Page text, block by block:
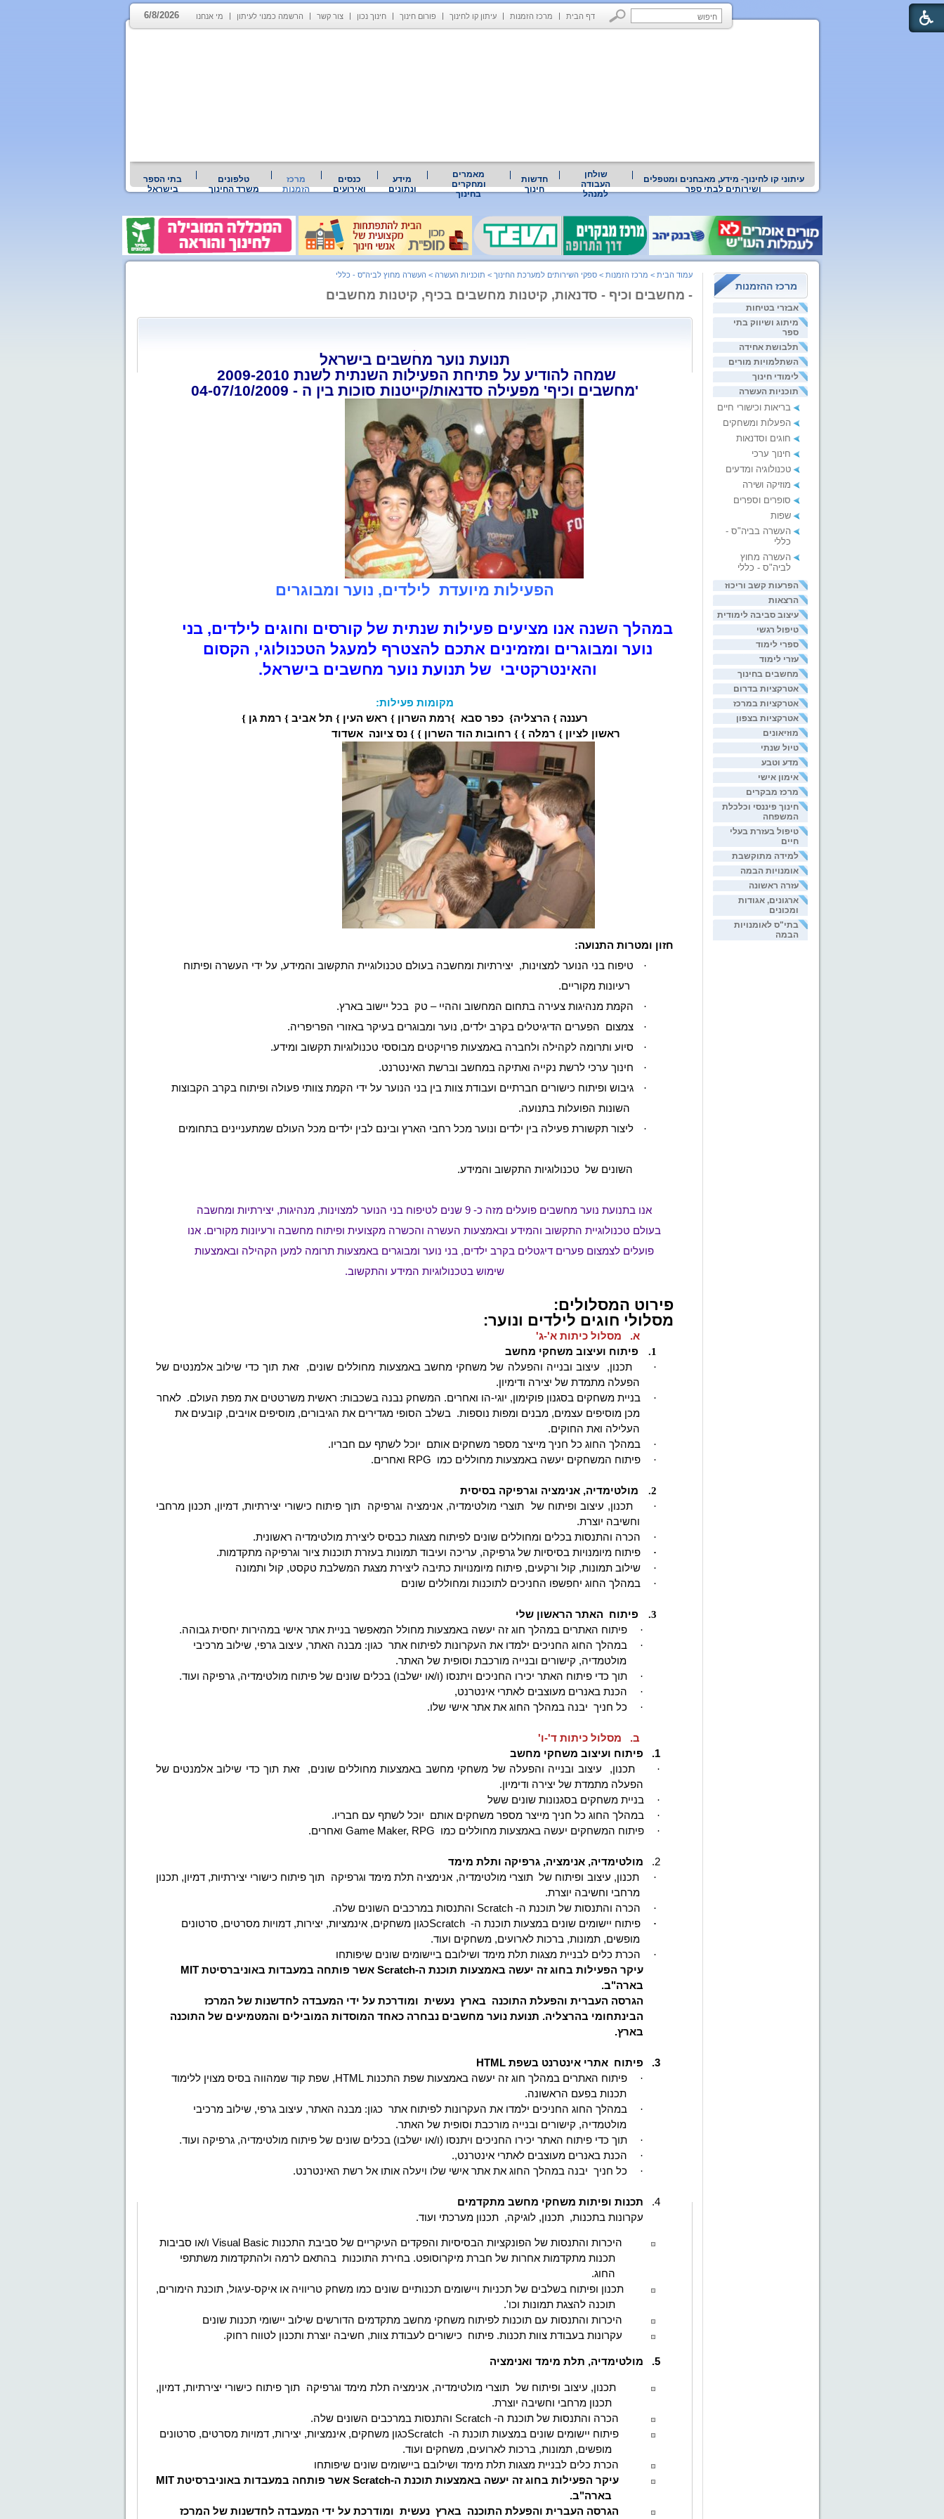
דף הבית מרכז הזמנות עיתון קו לחינוך פורום חינוך חינוך נכון צור קשר הרשמה כמנוי לעיתון מי אנחנו 6/8/2026
עיתוני קו לחינוך- מידע, מאבחנים ומטפלים
ושירותים לבתי ספר
שולחן
העבודה
למנהל
חדשות
חינוך
מאמרים
ומחקרים
בחינוך
מידע
ונתונים
כנסים
ואירועים
מרכז
הזמנות
טלפונים
משרד החינוך
בתי הספר
בישראל
מרכז ההזמנות
אבזרי בטיחות
מיתוג ושיווק בתי
ספר
תלבושת אחידה
השתלמויות מורים
לימודי חינוך
תוכניות העשרה
בריאות וכישורי חיים
הפעלות ומשחקים
חוגים וסדנאות
חינוך ערכי
טכנולוגיה ומדעים
מוזיקה ושירה
סופרים וספרים
שפות
העשרה בביה"ס -
כללי
העשרה מחוץ
לביה"ס - כללי
הפרעות קשב וריכוז
הרצאות
עיצוב סביבה לימודית
טיפול רגשי
ספרי לימוד
עזרי לימוד
מחשבים בחינוך
אטרקציות בדרום
אטרקציות במרכז
אטרקציות בצפון
מוזיאונים
טיול שנתי
מדע וטבע
אימון אישי
מרכז מבקרים
חינוך פיננסי וכלכלת
המשפחה
טיפול בעזרת בעלי
חיים
למידה מתוקשבת
אומנויות הבמה
עזרה ראשונה
ארגונים, אגודות
ומכונים
בתי"ס לאומנויות
הבמה
עמוד הבית > מרכז הזמנות > ספקי השירותים למערכת החינוך > תוכניות העשרה > העשרה מחוץ לביה"ס - כללי
- מחשבים וכיף - סדנאות, קיטנות מחשבים בכיף, קיטנות מחשבים
תנועת נוער מחשבים בישראל
שמחה להודיע על פתיחת הפעילות השנתית לשנת 2009-2010
'מחשבים וכיף' מפעילה סדנאות/קייטנות סוכות בין ה - 04-07/10/2009
הפעילות מיועדת לילדים, נוער ומבוגרים
במהלך השנה אנו מציעים פעילות שנתית של קורסים וחוגים לילדים, בני
נוער ומבוגרים ומזמינים אתכם להצטרף למעגל הטכנולוגי, הקסום
והאינטרקטיבי של תנועת נוער מחשבים בישראל.
מקומות פעילות:
רעננה{ הרצליה{ כפר סבא {רמת השרון{ ראש העין{ תל אביב{ רמת גן{
ראשון לציון{ רמלה{
{ רחובות הוד השרון {
{ נס ציונה אשדוד
חזון ומטרות התנועה:
·
טיפוח בני הנוער למצוינות,
יצירתיות ומחשבה בעולם טכנולוגיית התקשוב והמידע, על ידי העשרה ופיתוח
רעיונות מקוריים.
·
הקמת מנהיגות צעירה בתחום המחשוב וההיי – טק בכל יישוב בארץ.
·
צמצום
הפערים הדיגיטלים בקרב ילדים, נוער ומבוגרים בעיקר באזורי הפריפריה.
·
סיוע ותרומה לקהילה ולחברה באמצעות פרויקטים מבוססי טכנולוגיות תקשוב ומידע.
·
חינוך ערכי לרשת נקייה ואתיקה במחשב וברשת האינטרנט.
·
גיבוש ופיתוח כישורים חברתיים ועבודת צוות בין בני הנוער על ידי הקמת צוותי פעולה ופיתוח בקרב הקבוצות
השונות הפועלות בתנועה.
·
ליצור תקשורת פעילה בין ילדים ונוער מכל רחבי הארץ ובינם לבין ילדים מכל העולם שמתעניינים בתחומים
השונים של טכנולוגיות התקשוב והמידע.
אנו בתנועת נוער מחשבים פועלים מזה כ- 9 שנים לטיפוח בני הנוער למצוינות, מנהיגות, יצירתיות ומחשבה
בעולם טכנולוגיית התקשוב והמידע ובאמצעות העשרה והכשרה מקצועית ופיתוח מחשבה ורעיונות מקורים. אנו
פועלים לצמצום פערים דיגטלים בקרב ילדים, בני נוער ומבוגרים באמצעות תרומה למען הקהילה ובאמצעות
שימוש בטכנולוגיות המידע והתקשוב.
פירוט המסלולים:
מסלולי חוגים לילדים ונוער:
א.
מסלול כיתות א'-ג'
1.
פיתוח ועיצוב משחקי מחשב
·
תכנון, עיצוב ובנייה והפעלה של משחקי מחשב באמצעות מחוללים שונים,
זאת תוך כדי שילוב אלמנטים של
הפעלה מתמדת של יצירה ודימיון.
·
בניית משחקים בסגנון פוקימון, יוגי-הו ואחרים. המשחק נבנה בשכבות: ראשית משרטטים את מפת העולם. לאחר
מכן מוסיפים עצמים, מבנים ומפות נוספות. בשלב הסופי מגדירים את הגיבורים, מוסיפים אויבים, קובעים את
העלילה ואת החוקים.
·
במהלך החוג כל חניך מייצר מספר משחקים אותם
יוכל לשתף עם חבריו.
·
פיתוח המשחקים יעשה באמצעות מחוללים כמו RPG ואחרים.
2.
מולטימדיה, אנימציה וגרפיקה בסיסית
·
תכנון, עיצוב ופיתוח של תוצרי מולטימדיה, אנימציה וגרפיקה
תוך פיתוח כישורי יצירתיות, דמיון, תכנון מרחבי
וחשיבה יוצרת.
·
הכרה והתנסות בכלים ומחוללים שונים לפיתוח מצגות כבסיס ליצירת מולטימדיה ראשונית.
·
פיתוח מיומנויות בסיסיות של גרפיקה, עריכה ועיבוד תמונות בעזרת תוכנות ציור וגרפיקה מתקדמות.
·
שילוב תמונות, קול ורקעים, פיתוח מיומנויות כתיבה ליצירת מצגת המשלבת טקסט, קול ותמונה
·
במהלך החוג יחפשפו החניכים לתוכנות ומחוללים שונים
3. פיתוח
האתר הראשון שלי
·
פיתוח האתרים במהלך חוג זה יעשה באמצעות מחולל המאפשר בניית אתר אישי במהירות יחסית גבוהה.
·
במהלך החוג החניכים ילמדו את העקרונות לפיתוח אתר כגון: מבנה האתר, עיצוב גרפי, שילוב מרכיבי
מולטמדיה, קישורים ובנייה מורכבת וסופית של האתר.
·
תוך כדי פיתוח האתר יכירו החניכים ויתנסו (ו/או ישלבו) בכלים שונים של פיתוח מולטימדיה, גרפיקה ועוד.
·
הכנת באנרים מעוצבים לאתרי אינטרנט,
·
כל חניך יבנה במהלך החוג את אתר אישי שלו.
ב.
מסלול כיתות ד'-ו'
1.
פיתוח ועיצוב משחקי מחשב
·
תכנון, עיצוב ובנייה והפעלה של משחקי מחשב באמצעות מחוללים שונים,
זאת תוך כדי שילוב אלמנטים של
הפעלה מתמדת של יצירה ודימיון.
·
בניית משחקים בסגנונות שונים ששל
·
במהלך החוג כל חניך מייצר מספר משחקים אותם
יוכל לשתף עם חבריו.
·
פיתוח המשחקים יעשה באמצעות מחוללים כמו Game Maker, RPG ואחרים.
2.
מולטימדיה, אנימציה, גרפיקה ותלת מימד
·
תכנון, עיצוב ופיתוח של תוצרי מולטימדיה, אנימציה תלת מימד וגרפיקה
תוך פיתוח כישורי יצירתיות, דמיון, תכנון
מרחבי וחשיבה יוצרת.
·
הכרה והתנסות של תוכנת ה- Scratch והתנסות במרכבים השונים שלה.
·
פיתוח יישומים שונים במצעות תוכנת ה- Scratchכגון משחקים, אינמציות, יצירות, דמויות מסרטים, סרטונים
מופשים, תמונות, ברכות לארועים, משחקים ועוד.
·
הכרת כלים לבניית מצגות תלת מימד ושילובם ביישומים שונים שיפותחו
עיקר הפעילות בחוג זה יעשה באמצעות תוכנת ה-Scratch אשר פותחה במעבדות באוניברסיטתMIT
בארה"ב.
הגרסה העברית והפעלת התוכנה
בארץ נעשית ומודרכת על ידי המעבדה לחדשנות של המרכז
הבינתחומי בהרצליה. תנועת נוער מחשבים נבחרה כאחד המוסדות המובילים והמטמיעים של התוכנה
בארץ.
3. פיתוח אתרי אינטרנט בשפתHTML
·
פיתוח האתרים במהלך חוג זה יעשה באמצעות שפת התכנותHTML, שפת קוד שמהווה בסיס מצוין ללימוד
תכנות בפעם הראשונה.
·
במהלך החוג החניכים ילמדו את העקרונות לפיתוח אתר כגון: מבנה האתר, עיצוב גרפי, שילוב מרכיבי
מולטמדיה, קישורים ובנייה מורכבת וסופית של האתר.
·
תוך כדי פיתוח האתר יכירו החניכים ויתנסו (ו/או ישלבו) בכלים שונים של פיתוח מולטימדיה, גרפיקה ועוד.
·
הכנת באנרים מעוצבים לאתרי אינטרנט,.
·
כל חניך יבנה במהלך החוג את אתר אישי שלו ויעלה אותו אל רשת האינטרנט.
4.
תכנות ופיתות משחקי מחשב מתקדמים
עקרונות בתכנות, תכנון, לוגיקה, תכנון מערכתי ועוד.
היכרות והתנסות של הפונקציות הבסיסיות והפקדים העיקריים של סביבת התכנות Visual Basic ו/או סביבות
תכנות מתקדמות אחרות של חברת מיקרוסופט. בחירת התוכנות בהתאם לרמה ולהתקדמות משתתפי
החוג.
תכנון ופיתוח בשלבים של תכניות ויישומים תכנותיים שונים כמו משחק טריוויה או איקס-עיגול, תוכנת הימורים,
תוכנה להצגת תמונות וכו'.
היכרות והתנסות עם תוכנות לפיתוח משחקי מחשב מתקדמים הדורשים שילוב יישומי תכנות שונים
עקרונות בעבודת צוות תכנות. פיתוח
כישורים לעבודת צוות, חשיבה יוצרת ותכנון לטווח רחוק.
5. מולטימדיה, תלת מימד ואנימציה
תכנון, עיצוב ופיתוח של תוצרי מולטימדיה, אנימציה תלת מימד וגרפיקה
תוך פיתוח כישורי יצירתיות, דמיון,
תכנון מרחבי וחשיבה יוצרת.
הכרה והתנסות של תוכנת ה- Scratch והתנסות במרכבים השונים שלה.
פיתוח יישומים שונים במצעות תוכנת ה- Scratchכגון משחקים, אינמציות, יצירות, דמויות מסרטים, סרטונים
מופשים, תמונות, ברכות לארועים, משחקים ועוד.
הכרת כלים לבניית מצגות תלת מימד ושילובם ביישומים שונים שיפותחו
עיקר הפעילות בחוג זה יעשה באמצעות תוכנת ה-Scratch אשר פותחה במעבדות באוניברסיטתMIT
בארה"ב.
הגרסה העברית והפעלת התוכנה
בארץ נעשית ומודרכת על ידי המעבדה לחדשנות של המרכז